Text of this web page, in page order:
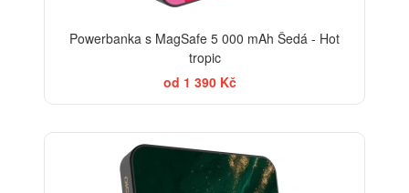
Powerbanka s MagSafe 5 000 mAh Šedá - Hot
tropic
od 1 390 Kč